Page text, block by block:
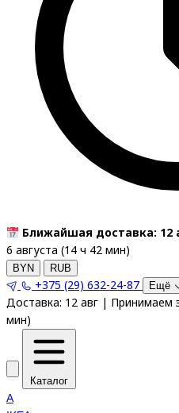
Ближайшая доставка: 12
6 августа (14 ч 42 мин)
BYN RUB
+375 (29) 632-24-87 Ещё
Доставка: 12 авг | Принимаем
мин)
Каталог
A